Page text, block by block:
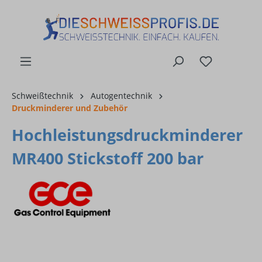
Schweißtechnik
Autogentechnik
Druckminderer und Zubehör
Hochleistungsdruckminderer
MR400 Stickstoff 200 bar